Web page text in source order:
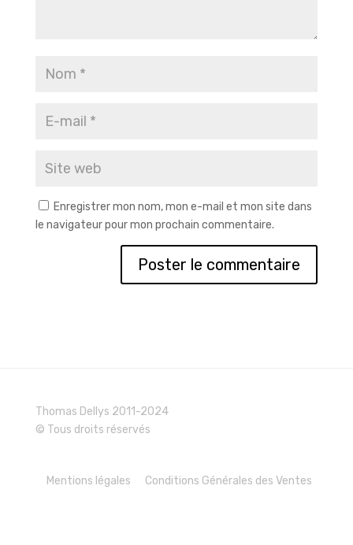
Enregistrer mon nom, mon e-mail et mon site dans
le navigateur pour mon prochain commentaire.
Thomas Dellys 2011-2024
© Tous droits réservés
Mentions légales Conditions Générales des Ventes